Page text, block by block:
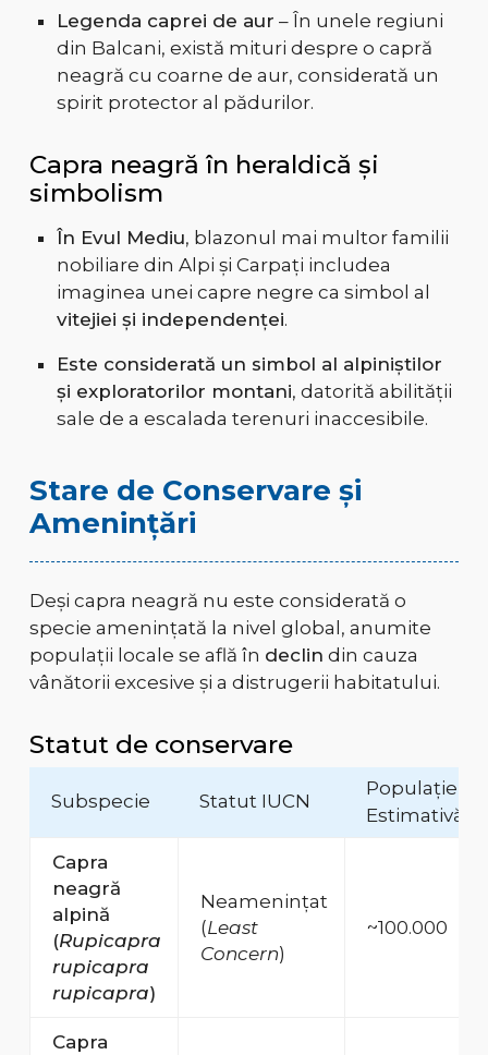
Legenda caprei de aur – În unele regiuni
din Balcani, există mituri despre o capră
neagră cu coarne de aur, considerată un
spirit protector al pădurilor.
Capra neagră în heraldică și
simbolism
În Evul Mediu, blazonul mai multor familii
nobiliare din Alpi și Carpați includea
imaginea unei capre negre ca simbol al
vitejiei și independenței.
Este considerată un simbol al alpiniștilor
și exploratorilor montani, datorită abilității
sale de a escalada terenuri inaccesibile.
Stare de Conservare și
Amenințări
Deși capra neagră nu este considerată o
specie amenințată la nivel global, anumite
populații locale se află în declin din cauza
vânătorii excesive și a distrugerii habitatului.
Statut de conservare
Subspecie Statut IUCN
Populație
Estimativă
Capra
neagră
alpină
(Rupicapra
rupicapra
rupicapra)
Neamenințat
(Least
Concern)
~100.000
Capra